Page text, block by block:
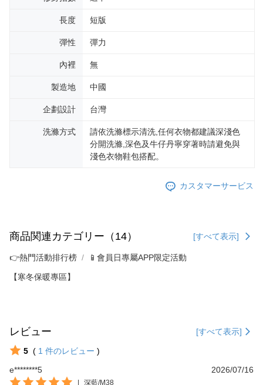
長度 短版
彈性 彈力
內裡 無
製造地 中國
企劃設計 台灣
洗滌方式
請依洗滌標示清洗,任何衣物都建議深淺色
分開洗滌,深色及牛仔丹寧穿著時請避免與
淺色衣物鞋包搭配。
カスタマーサービス
商品関連カテゴリー（14） [すべて表示]
👉熱門活動排行榜 📱會員日專屬APP限定活動
【寒冬保暖專區】
レビュー [すべて表示]
5 ( 1 件のレビュー )
e********5
2026/07/16
| 深藍/M38